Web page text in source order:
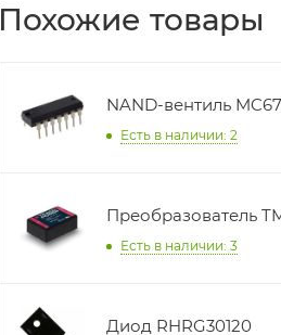
Похожие товары
NAND-вентиль
Есть в наличии: 2
Преобразователь
Есть в наличии: 3
Диод RHRG30120